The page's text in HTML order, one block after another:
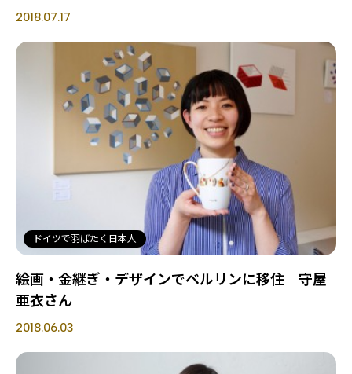
2018.07.17
ドイツで羽ばたく日本人
絵画・金継ぎ・デザインでベルリンに移住 守屋
亜衣さん
2018.06.03